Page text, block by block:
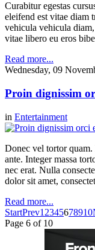
Curabitur egestas
eleifend est vitae diam
vehicula vehicula
vitae libero eu eros
Read more...
Wednesday, 09
Proin dignissim
in Entertainment
Donec vel tortor
ante. Integer massa
nec erat. Nulla
dolor sit amet,
Read more...
StartPrev1 2345678910
Page 6 of 10